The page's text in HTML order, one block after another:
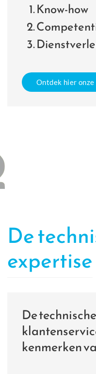
Know-how
Ontdek hier onze
De
expertise
De
kenmerken